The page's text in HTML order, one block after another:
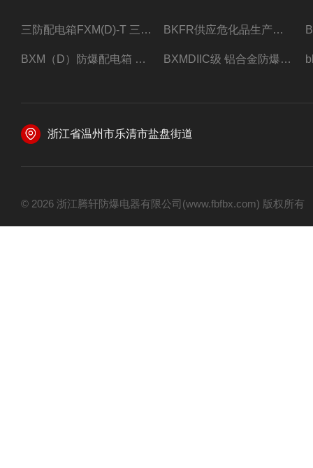
三防配电箱FXM(D)-T 三防型黑色工程塑料 BKFR供应危化品生产车间1.5匹2匹3匹5匹防爆空调
BXM（D）防爆配电箱 防爆照明动力箱厂家 定做 BXMDIIC级 铝合金防爆照明动力配电箱 加工定做
浙江省温州市乐清市盐盘街道
© 2026 浙江腾轩防爆电器有限公司(www.fbfbx.com) 版权所